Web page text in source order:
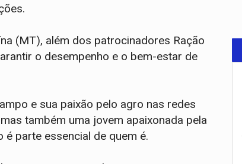
(MT), além dos patrocinadores Ração
o desempenho e o bem-estar de
e sua paixão pelo agro nas redes
também uma jovem apaixonada pela
parte essencial de quem é.